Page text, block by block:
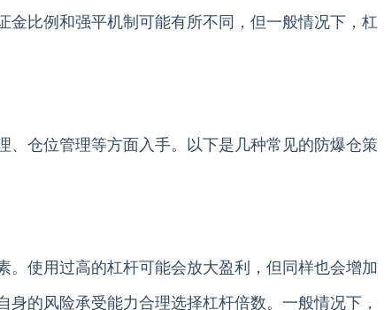
金比例和强平机制可能有所不同，但一般情况下，杠
、仓位管理等方面入手。以下是几种常见的防爆仓策
。使用过高的杠杆可能会放大盈利，但同样也会增加
的风险承受能力合理选择杠杆倍数。一般情况下，